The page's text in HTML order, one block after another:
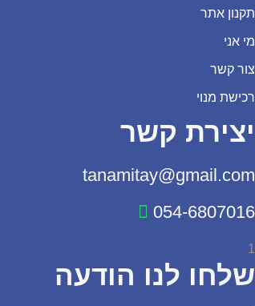
תקנון אתר
מי אני
צור קשר
רכישת מנוי
יצירת קשר
tanamitay@gmail.com
054-6807016
1
שלחו לנו הודעה